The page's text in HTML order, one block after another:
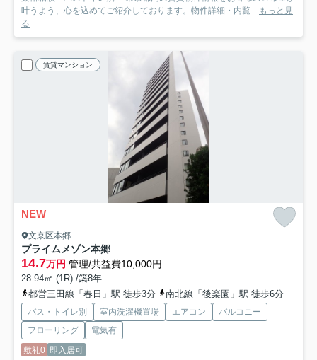
叶うよう、心を込めてご紹介しております。物件詳細・内覧... もっと見
る
賃貸マンション
NEW
文京区本郷
プライムメゾン本郷
14.7万円 管理/共益費10,000円
28.94㎡ (1R) /築8年
都営三田線「春日」駅 徒歩3分
南北線「後楽園」駅 徒歩6分
バス・トイレ別 室内洗濯機置場 エアコン
バルコニー
フローリング
電気有
敷礼0 即入居可